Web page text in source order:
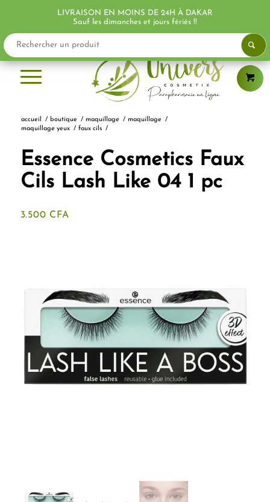
accueil / boutique / maquillage / maquillage
/
maquillage yeux / faux cils /
Essence Cosmetics Faux
Cils Lash Like 04 1 pc
3.500 CFA
LIVRAISON EN MOINS DE 24H À DAKAR
Sauf les dimanches et jours fériés !!